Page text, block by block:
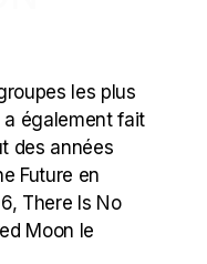
les plus
a également fait
des années
Future en
There Is No
Moon le